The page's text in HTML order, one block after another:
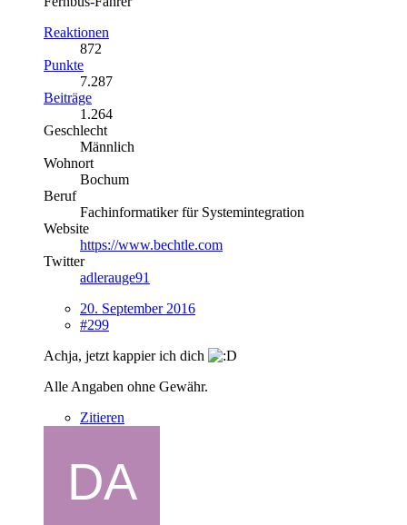
Reaktionen
872
Punkte
7.287
Beiträge
1.264
Geschlecht
Männlich
Wohnort
Bochum
Beruf
Fachinformatiker für Systemintegration
Website
https://www.bechtle.com
Twitter
adlerauge91
20. September 2016
#299
Achja, jetzt kappier ich dich
Alle Angaben ohne Gewähr.
Zitieren